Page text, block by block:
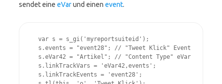
sendet eine eVarund einen event.
  var s = s_gi('myreportsuiteid');
  s.events = "event28"; // "Tweet Klick" Event
  s.eVar42 = "Artikel"; // "Content Type" eVar
  s.linkTrackVars = 'eVar42,events';
  s.linkTrackEvents = 'event28';